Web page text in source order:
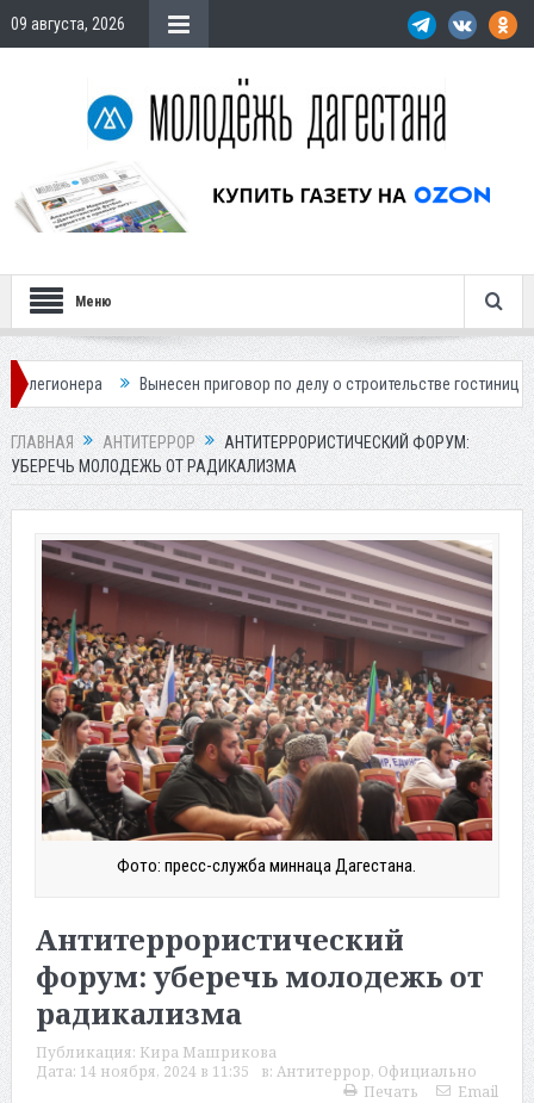
09 августа, 2026
Меню
Вынесен приговор по делу о строительстве гостиницы у Ханагского
ГЛАВНАЯ АНТИТЕРРОР
АНТИТЕРРОРИСТИЧЕСКИЙ ФОРУМ:
УБЕРЕЧЬ МОЛОДЕЖЬ ОТ РАДИКАЛИЗМА
Фото: пресс-служба миннаца Дагестана.
Антитеррористический
форум: уберечь молодежь от
радикализма
Публикация: Кира Машрикова
Дата: 14 ноября, 2024 в 11:35 в: Антитеррор, Официально
Печать
Email